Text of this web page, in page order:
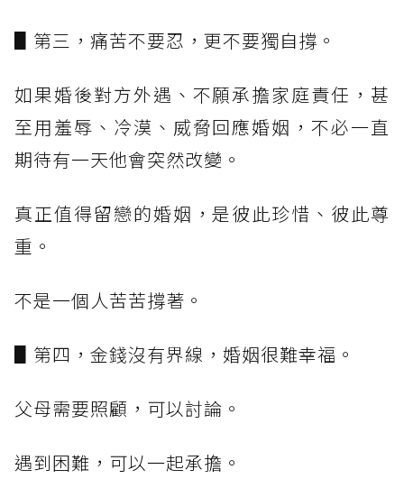
▋第三，痛苦不要忍，更不要獨自撐。
如果婚後對方外遇、不願承擔家庭責任，甚
至用羞辱、冷漠、威脅回應婚姻，不必一直
期待有一天他會突然改變。
真正值得留戀的婚姻，是彼此珍惜、彼此尊
重。
不是一個人苦苦撐著。
▋第四，金錢沒有界線，婚姻很難幸福。
父母需要照顧，可以討論。
遇到困難，可以一起承擔。